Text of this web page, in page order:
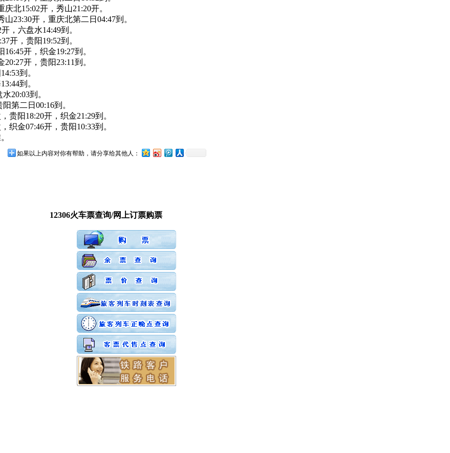
北15:02开，秀山21:20开。
23:30开，重庆北第二日04:47到。
，六盘水14:49到。
开，贵阳19:52到。
开，织金19:27到。
开，贵阳23:11到。
到。
到。
20:03到。
第二日00:16到。
贵阳18:20开，织金21:29到。
织金07:46开，贵阳10:33到。
如果以上内容对你有帮助，请分享给其他人：
12306火车票查询/网上订票购票